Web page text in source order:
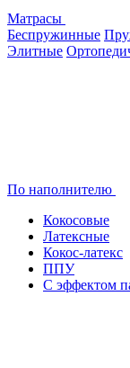
Матрасы
Беспружинные
Элитные
По наполнителю
Кокосовые
Латексные
Кокос-латекс
ППУ
С эффектом